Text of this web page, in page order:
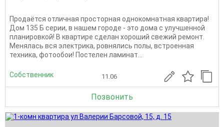
Продаётся отличная просторная однокомнатная квартира!
Дом 135 Б серии, в нашем городе - это дома с улучшенной
планировкой! В квартире сделан хороший свежий ремонт.
Менялась вся электрика, ровнялись полы, встроенная
техника, фотообои! Постелен ламинат...
Собственник 11.06
Позвонить